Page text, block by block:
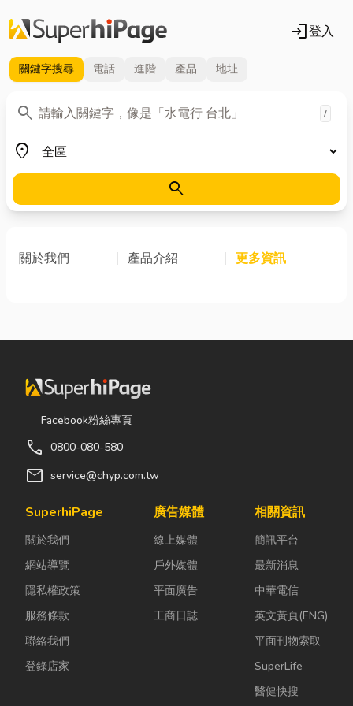
login登入
關鍵字搜尋 電話 進階 產品 地址
search
關鍵字 /
place
地區
search
關於我們 產品介紹 更多資訊
Facebook粉絲專頁
call 0800-080-580
mail service@chyp.com.tw
SuperhiPage
關於我們
網站導覽
隱私權政策
服務條款
聯絡我們
登錄店家
廣告媒體
線上媒體
戶外媒體
平面廣告
工商日誌
相關資訊
簡訊平台
最新消息
中華電信
英文黃頁(ENG)
平面刊物索取
SuperLife
醫健快搜